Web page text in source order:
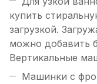
купить
загрузкой.
можно добавить
Вертикальные
Машинки с